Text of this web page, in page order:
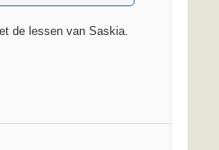
de lessen van Saskia.